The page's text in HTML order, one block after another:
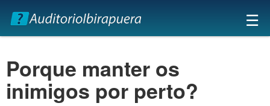
×
☰
Porque manter os
inimigos por perto?